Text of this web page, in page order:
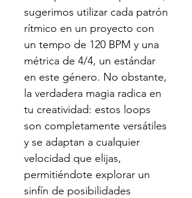
sugerimos utilizar cada patrón
rítmico en un proyecto con
un tempo de 120 BPM y una
métrica de 4/4, un estándar
en este género. No obstante,
la verdadera magia radica en
tu creatividad: estos loops
son completamente versátiles
y se adaptan a cualquier
velocidad que elijas,
permitiéndote explorar un
sinfín de posibilidades